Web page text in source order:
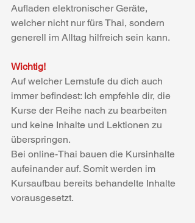
Aufladen elektronischer Geräte,
welcher nicht nur fürs Thai, sondern
generell im Alltag hilfreich sein kann.
Wichtig!
Auf welcher Lernstufe du dich auch
immer befindest: Ich empfehle dir, die
Kurse der Reihe nach zu bearbeiten
und keine Inhalte und Lektionen zu
überspringen.
Bei online-Thai bauen die Kursinhalte
aufeinander auf. Somit werden im
Kursaufbau bereits behandelte Inhalte
vorausgesetzt.